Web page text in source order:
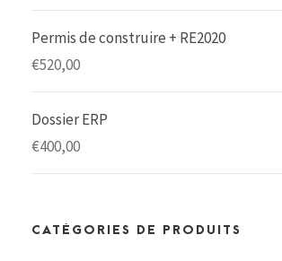
Permis de construire + RE2020
€520,00
Dossier ERP
€400,00
CATÉGORIES DE PRODUITS